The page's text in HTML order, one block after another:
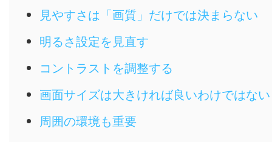
見やすさは「画質」だけでは決まらない
明るさ設定を見直す
コントラストを調整する
画面サイズは大きければ良いわけではない
周囲の環境も重要